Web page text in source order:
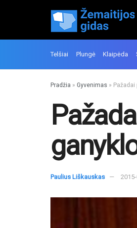
Telšiai Plungė Klaipėda
Pradžia » Gyvenimas »
Paulius Liškauskas